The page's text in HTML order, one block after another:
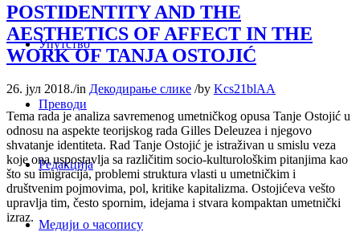
Упутство
Преводи
Редакција
Медији о часопису
POSTIDENTITY AND THE
AESTHETICS OF AFFECT IN THE
WORK OF TANJA OSTOJIĆ
26. јул 2018./in Декодирање слике /by Kcs21blAA
Tema rada je analiza savremenog umetničkog opusa Tanje Ostojić u
odnosu na aspekte teorijskog rada Gilles Deleuzea i njegovo
shvatanje identiteta. Rad Tanje Ostojić je istraživan u smislu veza
koje ona uspostavlja sa različitim socio-kulturološkim pitanjima kao
što su imigracija, problemi struktura vlasti u umetničkim i
društvenim pojmovima, pol, kritike kapitalizma. Ostojićeva vešto
upravlja tim, često spornim, idejama i stvara kompaktan umetnički
izraz.